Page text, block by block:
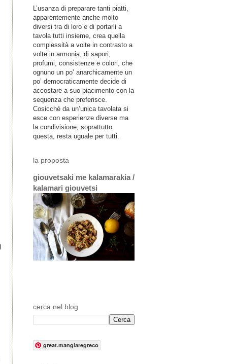
L’usanza di preparare tanti piatti,
apparentemente anche molto
diversi tra di loro e di portarli a
tavola tutti insieme, crea quella
complessità a volte in contrasto a
volte in armonia, di sapori,
profumi, consistenze e colori, che
ognuno un po’ anarchicamente un
po’ democraticamente decide di
accostare a suo piacimento con la
sequenza che preferisce.
Cosicché da un’unica tavolata si
esce con esperienze diverse ma
la condivisione, soprattutto
questa, resta uguale per tutti.
la proposta
giouvetsaki me kalamarakia /
kalamari giouvetsi
cerca nel blog
great.mangiaregreco